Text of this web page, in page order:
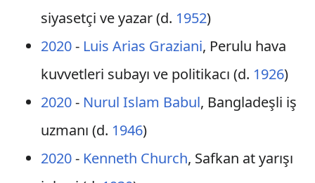
siyasetçi ve yazar (d. 1952)
2020- Luis Arias Graziani, Perulu hava
kuvvetleri subayı ve politikacı (d. 1926)
2020- Nurul Islam Babul, Bangladeşli iş
uzmanı (d. 1946)
2020- Kenneth Church, Safkan at yarışı